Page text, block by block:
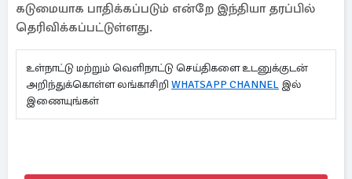
கடுமையாக பாதிக்கப்படும் என்றே இந்தியா தரப்பில்
தெரிவிக்கப்பட்டுள்ளது.
உள்நாட்டு மற்றும் வெளிநாட்டு செய்திகளை உடனுக்குடன்
அறிந்துக்கொள்ள லங்காசிறி WHATSAPP CHANNEL இல்
இணையுங்கள்